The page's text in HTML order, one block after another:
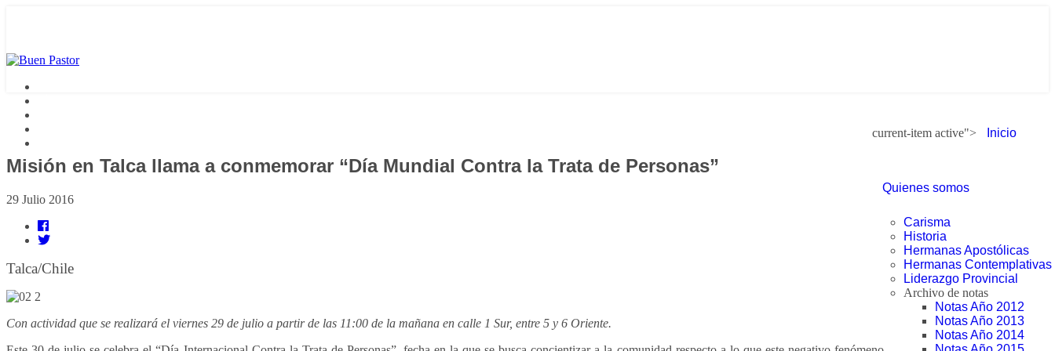
current-item active"> Inicio
Quienes somos
Carisma
Historia
Hermanas Apostólicas
Hermanas Contemplativas
Liderazgo Provincial
Archivo de notas
Notas Año 2012
Notas Año 2013
Notas Año 2014
Misión en Talca llama a conmemorar “Día Mundial Contra la Trata de Personas”
29 Julio 2016
Talca/Chile
Con actividad que se realizará el viernes 29 de julio a partir de las 11:00 de la mañana en calle 1 Sur, entre 5 y 6 Oriente.